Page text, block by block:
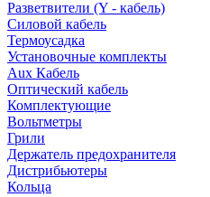
Разветвители (Y - кабель)
Силовой кабель
Термоусадка
Установочные комплекты
Aux Кабель
Оптический кабель
Комплектующие
Вольтметры
Грили
Держатель предохранителя
Дистрибьютеры
Кольца